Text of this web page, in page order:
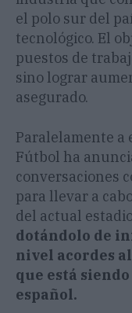
el polo sur del
tecnológico. El
puestos de
sino lograr
asegurado.
Paralelamente a
Fútbol ha
conversaciones
para llevar a
del actual
dotándolo de
nivel acordes
que está
español.